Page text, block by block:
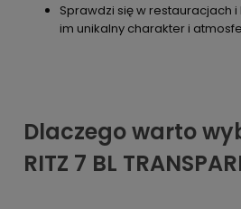
Sprawdzi się w restauracjach
im unikalny charakter i
Dlaczego warto
RITZ 7 BL